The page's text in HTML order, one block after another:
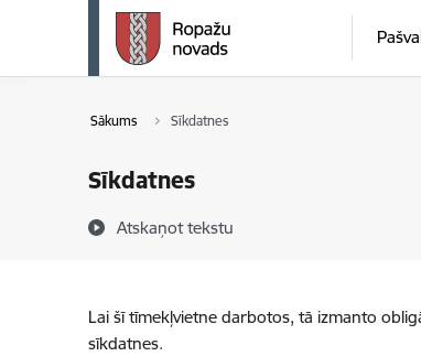
Pāriet uz lapas saturu
Sākums Sīkdatnes
Sīkdatnes
Atskaņot tekstu
Lai šī tīmekļvietne darbotos, tā izmanto
sīkdatnes.